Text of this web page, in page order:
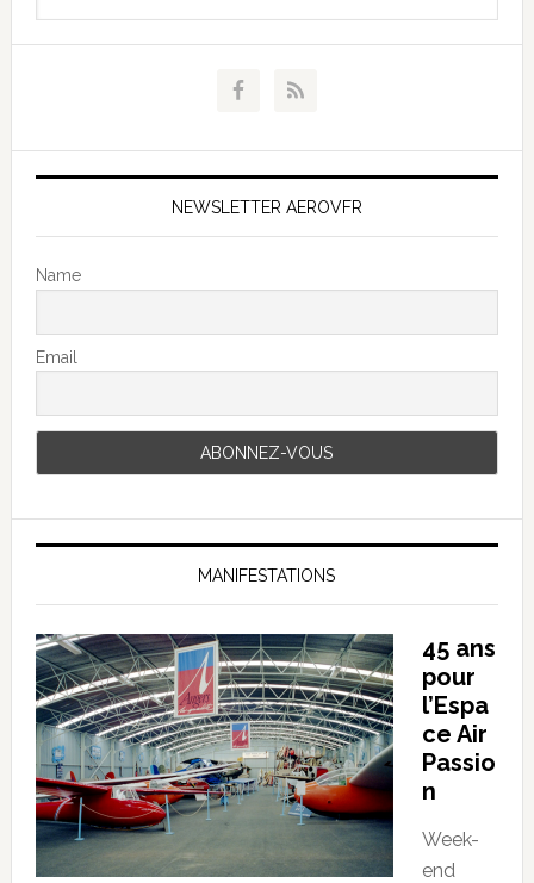
NEWSLETTER AEROVFR
Name
Email
MANIFESTATIONS
45 ans
pour
l’Espa
ce Air
Passio
n
Week-
end